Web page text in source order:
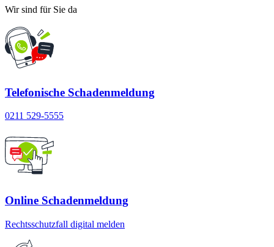
Wir sind für Sie da
Telefonische Schadenmeldung
0211 529-5555
Online Schadenmeldung
Rechtsschutzfall digital melden